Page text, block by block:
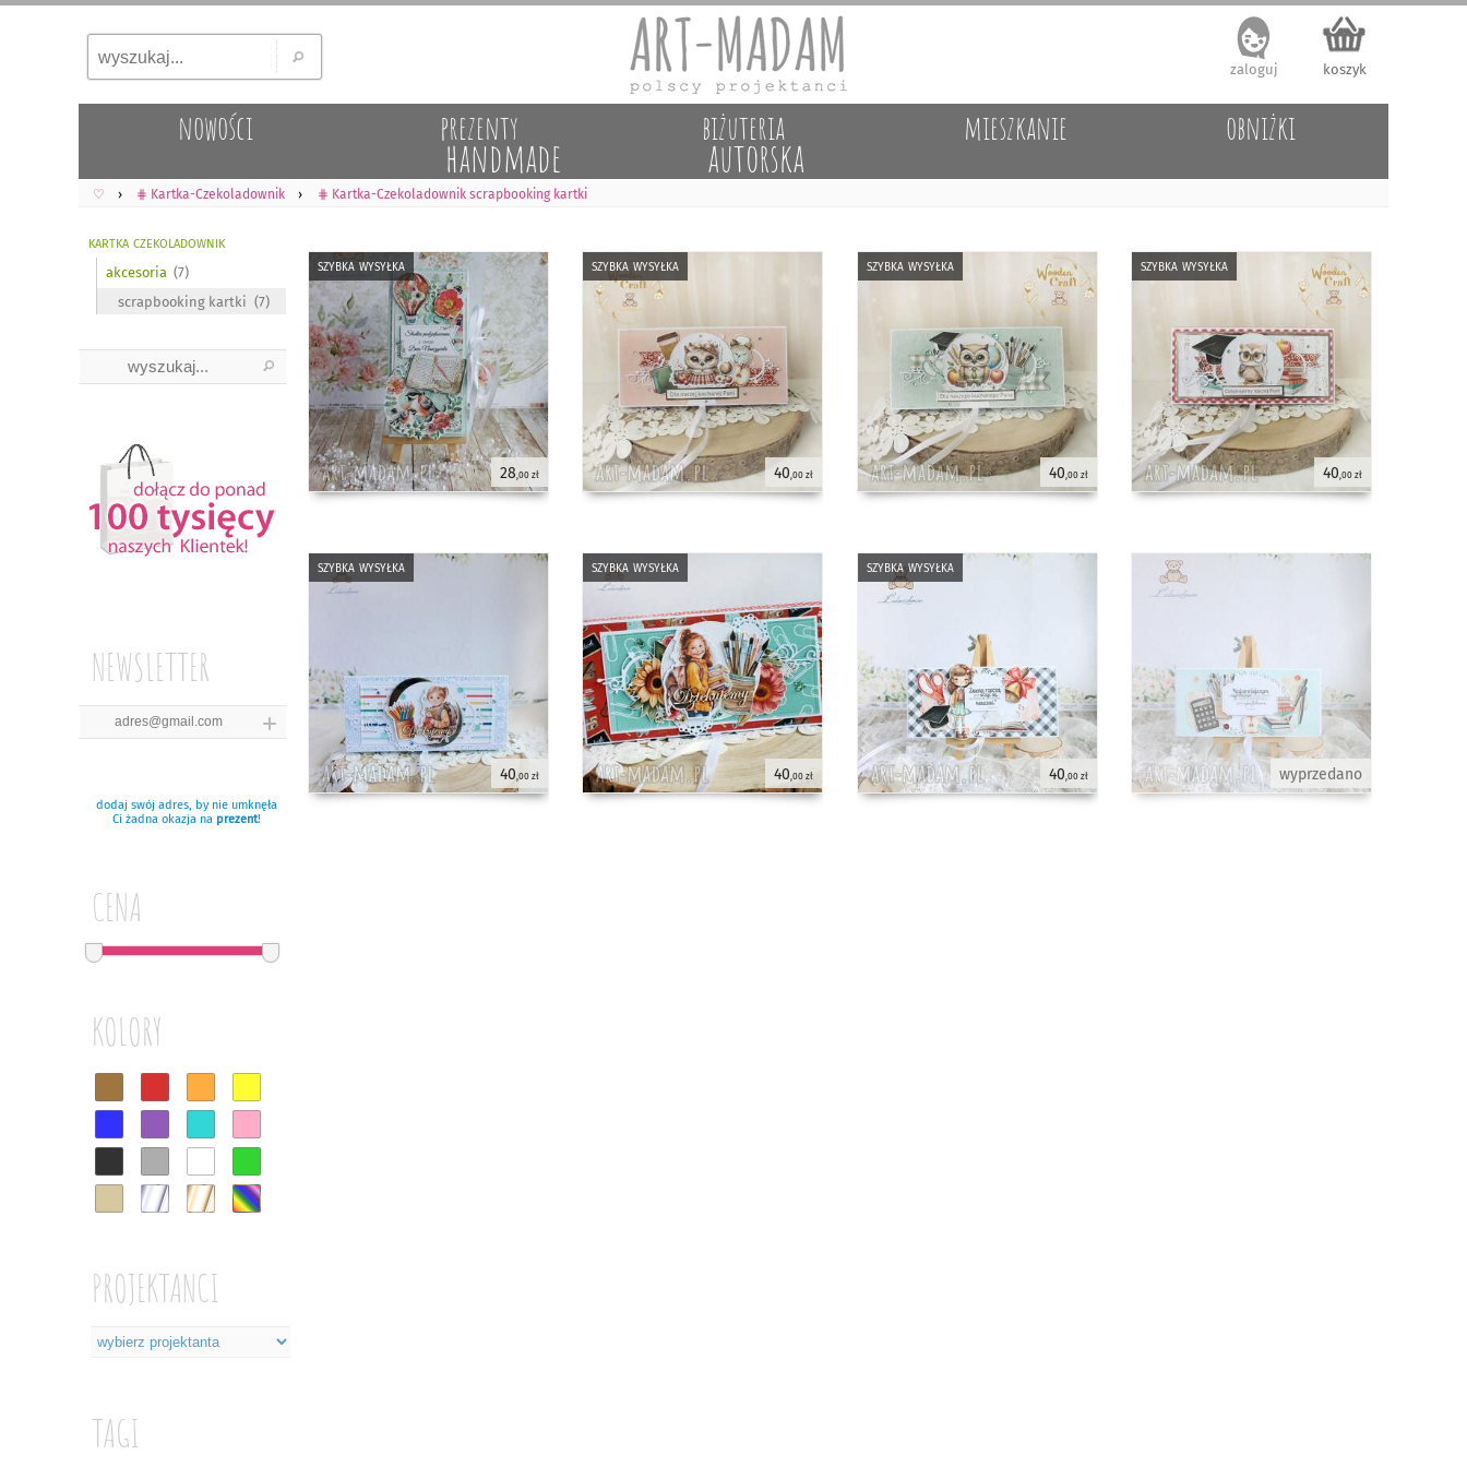
koszyk
zaloguj
nowości prezenty
handmade
biżuteria
autorska
mieszkanie obniżki
♡ ⋕ Kartka-Czekoladownik ⋕ Kartka-Czekoladownik scrapbooking kartki
kartka czekoladownik
akcesoria
scrapbooking kartki
NEWSLETTER
dodaj swój adres, by nie umknęła
Ci żadna okazja na prezent!
CENA
KOLORY
PROJEKTANCI
TAGI
szybka wysyłka
28,00 zł
szybka wysyłka
40,00 zł
szybka wysyłka
40,00 zł
szybka wysyłka
40,00 zł
szybka wysyłka
40,00 zł
szybka wysyłka
40,00 zł
szybka wysyłka
40 ,00 zł wyprzedano